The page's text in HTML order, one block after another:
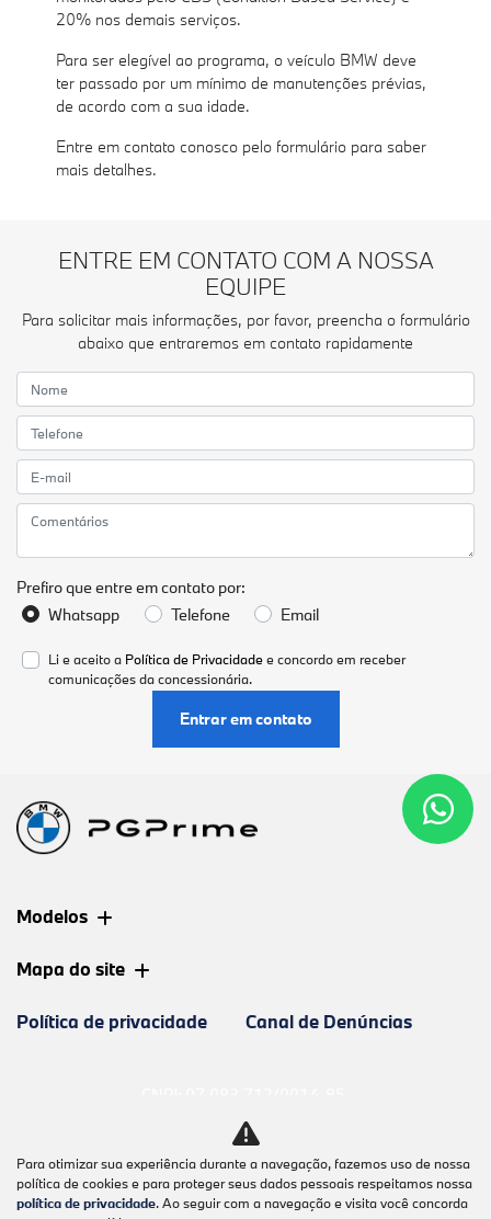
20% nos demais serviços.
Para ser elegível ao programa, o veículo BMW deve
ter passado por um mínimo de manutenções prévias,
de acordo com a sua idade.
Entre em contato conosco pelo formulário para saber
mais detalhes.
ENTRE EM CONTATO COM A NOSSA
EQUIPE
Para solicitar mais informações, por favor, preencha o formulário
abaixo que entraremos em contato rapidamente
Prefiro que entre em contato por:
Whatsapp
Telefone Email
Li e aceito a Política de Privacidadee concordo em receber
comunicações da concessionária.
Entrar em contato
Modelos
Mapa do site
Política de privacidade Canal de Denúncias
No trânsito, enxergar o outro salva
Para otimizar sua experiência durante a navegação, fazemos uso de nossa
política de cookies e para proteger seus dados pessoais respeitamos nossa
política de privacidade. Ao seguir com a navegação e visita você concorda